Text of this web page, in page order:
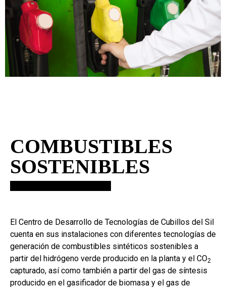
COMBUSTIBLES
SOSTENIBLES
El Centro de Desarrollo de Tecnologías de Cubillos del Sil
cuenta en sus instalaciones con diferentes tecnologías de
generación de combustibles sintéticos sostenibles a
partir del hidrógeno verde producido en la planta y el CO2
capturado, así como también a partir del gas de síntesis
producido en el gasificador de biomasa y el gas de